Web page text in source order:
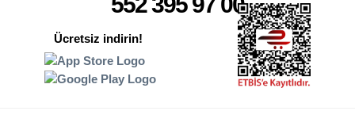
Ücretsiz indirin!